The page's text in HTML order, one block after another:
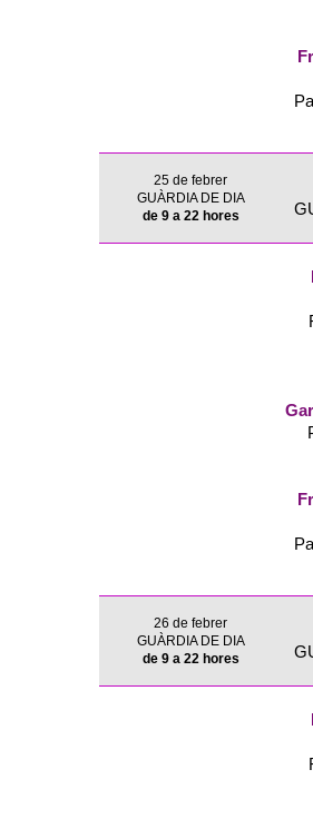
25 de febrer
GUÀRDIA DE DIA
de 9 a 22 hores
26 de febrer
GUÀRDIA DE DIA
de 9 a 22 hores